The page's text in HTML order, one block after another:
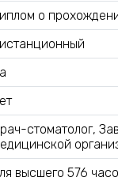
о
стоматолог,
высшего 576